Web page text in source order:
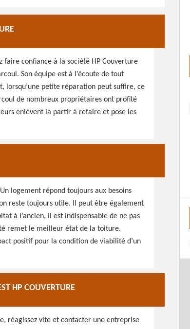
faire confiance à la société HP Couverture
Son équipe est à l’écoute de tout
lorsqu’une petite réparation peut suffire, ce
de nombreux propriétaires ont profité
enlèvent la partir à refaire et pose les
logement répond toujours aux besoins
reste toujours utile. Il peut être également
à l’ancien, il est indispensable de ne pas
remet le meilleur état de la toiture.
positif pour la condition de viabilité d’un
HP COUVERTURE
réagissez vite et contacter une entreprise